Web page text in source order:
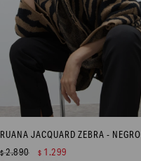
RUANA JACQUARD ZEBRA - NEGRO
$2.890 $ 1.299